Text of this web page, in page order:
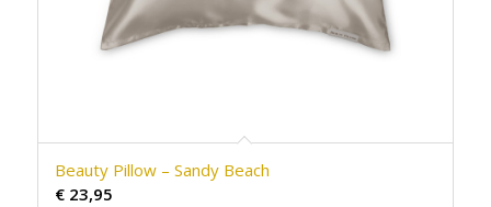
Beauty Pillow – Sandy Beach
€23,95